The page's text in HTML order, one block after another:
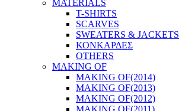
MATERIALS
T-SHIRTS
SCARVES
SWEATERS & JACKETS
ΚΟΝΚΑΡΔΕΣ
OTHERS
MAKING OF
MAKING OF(2014)
MAKING OF(2013)
MAKING OF(2012)
MAKING OF(2011)